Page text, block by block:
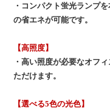
・コンパクト蛍光ランプ
の省エネが可能です。
【高照度】
・高い照度が必要なオフ
ただけます。
【選べる5色の光色】